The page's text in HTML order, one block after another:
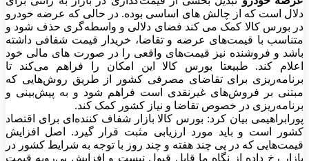
دلال است که از چالش های اساسی بوده. در حالی که عرضه خودرو
در بورس کالا کمک می کند فضای دلالی و واسطه‌گری حذف شود و
متناسب با قیمت‌های عرضه و تقاضا، خریدار قیمت شفافی داشته
باشد و فروشنده نیز قیمت‌های واقعی را در صورت های مالی خود
اعلام کند. طبیعتا بورس کالا این امکان را فراهم می‌کند تا
برنامه‌ریزی برای تقاضای مصرفی کشور از طریق روش‌هایی که
مبتنی بر فروش‌های غیرنقدی است فراهم شود و به پیش‌بینی و
برنامه‌ریزی در خصوص تقاضا و نیاز کشور کمک کند.
پورابراهیمی بیان کرد: بورس کالا بازار شفاف کننده‌ای برای اقتصاد
کشور است و باید مورد ارزیابی مثبت قرار گیرد. اصل افزایش
قیمت‌هایی که در پی چند هفته و چند روز با توجه به شرایط کشور در
بازار رخ داده از نگاه ما قابل قبول نیست و افزایش بی‌رویه قیمت